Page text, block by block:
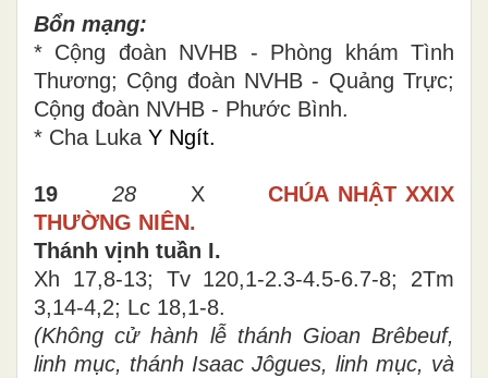
Bổn mạng:
* Cộng đoàn NVHB - Phòng khám Tình
Thương; Cộng đoàn NVHB - Quảng Trực;
Cộng đoàn NVHB - Phước Bình.
* Cha Luka Y Ngít.
19 28 XCHÚA NHẬT XXIX
THƯỜNG NIÊN.
Thánh vịnh tuần I.
Xh 17,8-13; Tv 120,1-2.3-4.5-6.7-8; 2Tm
3,14-4,2; Lc 18,1-8.
(Không cử hành lễ thánh Gioan Brêbeuf,
linh mục, thánh Isaac Jôgues, linh mục, và